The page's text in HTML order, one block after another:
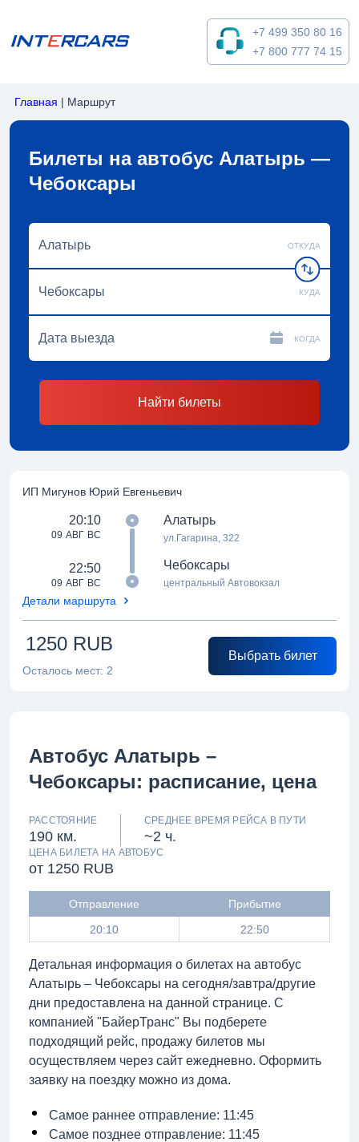
+7 499 350 80 16
+7 800 777 74 15
Главная | Маршрут
Билеты на автобус Алатырь —
Чебоксары
ОТКУДА
КУДА
КОГДА
Найти билеты
ИП Мигунов Юрий Евгеньевич
09 АВГ ВС
20:10
09 АВГ ВС
22:50
Алатырь
ул.Гагарина, 322
Чебоксары
центральный Автовокзал
Детали маршрута
1250 RUB
Осталось мест: 2
Выбрать билет
Автобус Алатырь –
Чебоксары: расписание, цена
РАССТОЯНИЕ
190 км.
СРЕДНЕЕ ВРЕМЯ РЕЙСА В ПУТИ
~2 ч.
ЦЕНА БИЛЕТА НА АВТОБУС
от 1250 RUB
Отправление
Прибытие
20:10
22:50
Детальная информация о билетах на автобус
Алатырь – Чебоксары на сегодня/завтра/другие
дни предоставлена на данной странице. С
компанией "БайерТранс" Вы подберете
подходящий рейс, продажу билетов мы
осуществляем через сайт ежедневно. Оформить
заявку на поездку можно из дома.
Самое раннее отправление: 11:45
Самое позднее отправление: 11:45